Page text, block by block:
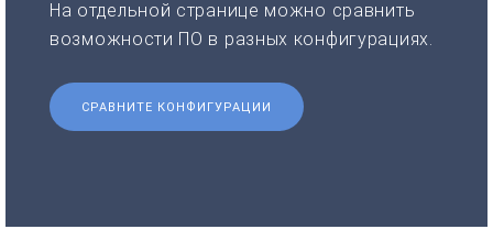
На отдельной странице можно сравнить
возможности ПО в разных конфигурациях.
СРАВНИТЕ КОНФИГУРАЦИИ